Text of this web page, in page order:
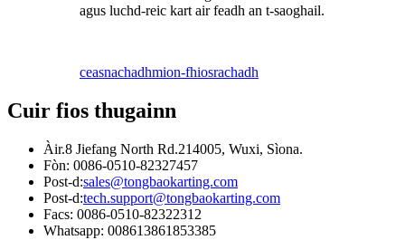
agus luchd-reic kart air feadh an t-saoghail.
ceasnachadhmion-fhiosrachadh
Cuir fios thugainn
Àir.8 Jiefang North Rd.214005, Wuxi, Sìona.
Fòn: 0086-0510-82327457
Post-d:sales@tongbaokarting.com
Post-d:tech.support@tongbaokarting.com
Facs: 0086-0510-82322312
Whatsapp: 008613861853385